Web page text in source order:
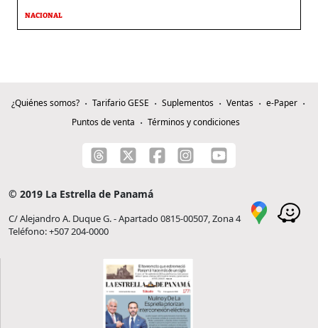
NACIONAL
¿Quiénes somos? Tarifario GESE Suplementos Ventas
e-Paper
Puntos de venta
Términos y condiciones
© 2019 La Estrella de Panamá
C/ Alejandro A. Duque G. - Apartado 0815-00507, Zona 4
Teléfono: +507 204-0000